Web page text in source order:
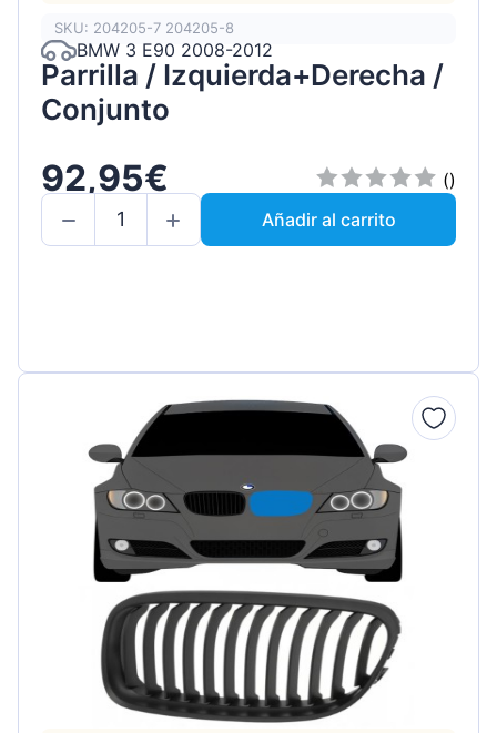
SKU: 204205-7 204205-8
BMW 3 E90 2008-2012
Parrilla / Izquierda+Derecha /
Conjunto
92,95€
()
Añadir al carrito